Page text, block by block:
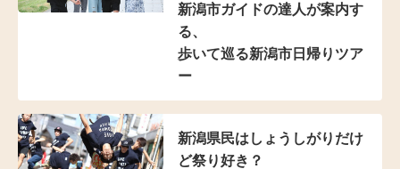
新潟市ガイドの達人が案内す
る、
歩いて巡る新潟市日帰りツア
ー
新潟県民は しょうしがりだけ
ど祭り好き？